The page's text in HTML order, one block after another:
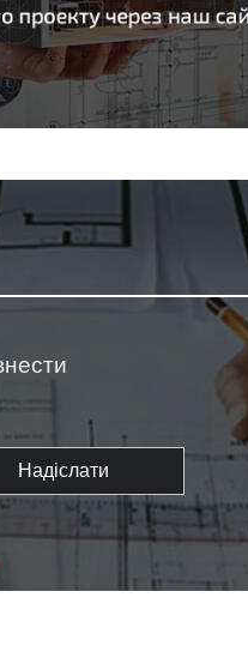
Надіслати